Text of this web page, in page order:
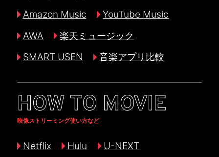
Amazon Music
YouTube Music
AWA
楽天ミュージック
SMART USEN
音楽アプリ比較
HOW TO MOVIE
映像ストリーミング使い方など
Netflix Hulu
U-NEXT